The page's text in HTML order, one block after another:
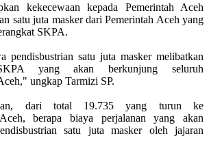
kekecewaan kepada Pemerintah Aceh
satu juta masker dari Pemerintah Aceh yang
SKPA.
pendisbustrian satu juta masker melibatkan
yang akan berkunjung seluruh
ungkap Tarmizi SP.
dari total 19.735 yang turun ke
berapa biaya perjalanan yang akan
satu juta masker oleh jajaran